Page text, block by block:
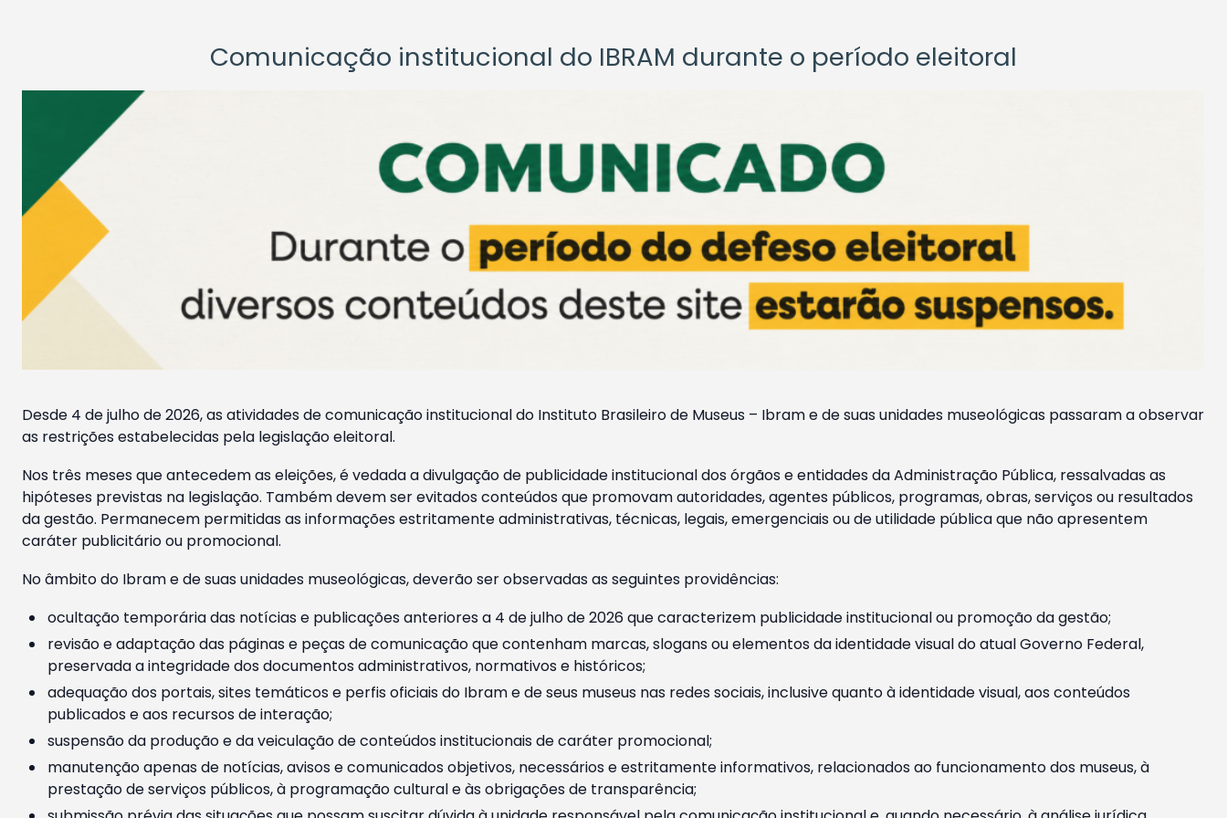
Comunicação institucional do IBRAM durante o período eleitoral
Desde 4 de julho de 2026, as atividades de comunicação institucional do Instituto Brasileiro de Museus – Ibram e de suas unidades museológicas passaram a observar
as restrições estabelecidas pela legislação eleitoral.
Nos três meses que antecedem as eleições, é vedada a divulgação de publicidade institucional dos órgãos e entidades da Administração Pública, ressalvadas as
hipóteses previstas na legislação. Também devem ser evitados conteúdos que promovam autoridades, agentes públicos, programas, obras, serviços ou resultados
da gestão. Permanecem permitidas as informações estritamente administrativas, técnicas, legais, emergenciais ou de utilidade pública que não apresentem
caráter publicitário ou promocional.
No âmbito do Ibram e de suas unidades museológicas, deverão ser observadas as seguintes providências:
ocultação temporária das notícias e publicações anteriores a 4 de julho de 2026 que caracterizem publicidade institucional ou promoção da gestão;
revisão e adaptação das páginas e peças de comunicação que contenham marcas, slogans ou elementos da identidade visual do atual Governo Federal,
preservada a integridade dos documentos administrativos, normativos e históricos;
adequação dos portais, sites temáticos e perfis oficiais do Ibram e de seus museus nas redes sociais, inclusive quanto à identidade visual, aos conteúdos
publicados e aos recursos de interação;
suspensão da produção e da veiculação de conteúdos institucionais de caráter promocional;
manutenção apenas de notícias, avisos e comunicados objetivos, necessários e estritamente informativos, relacionados ao funcionamento dos museus, à
prestação de serviços públicos, à programação cultural e às obrigações de transparência;